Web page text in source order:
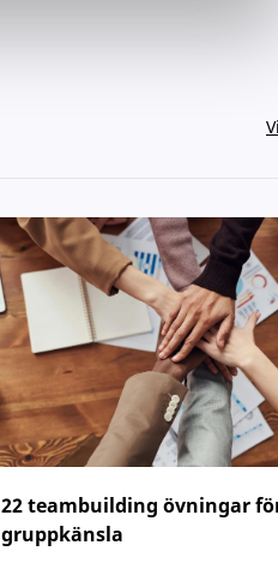
22 teambuilding övningar
gruppkänsla